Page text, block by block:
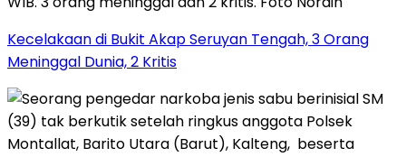
Kecelakaan di Bukit Akap Seruyan Tengah, 3 Orang
Meninggal Dunia, 2 Kritis